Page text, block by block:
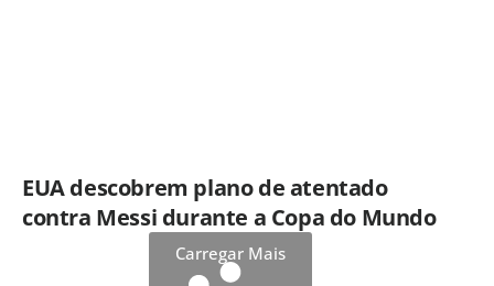
EUA descobrem plano de atentado
contra Messi durante a Copa do Mundo
Carregar Mais